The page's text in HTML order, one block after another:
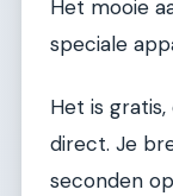
Het mooie
speciale
Het is
direct. Je
seconden